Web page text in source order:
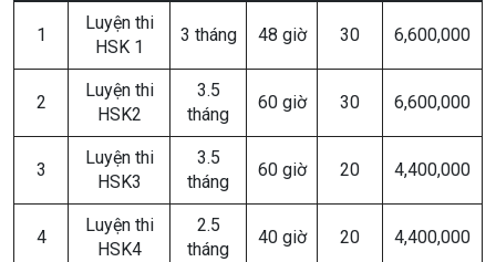
1
Luyện thi
HSK 1
3 tháng 48 giờ 30 6,600,000
2
Luyện thi
HSK2
3.5
tháng
60 giờ 30 6,600,000
3
Luyện thi
HSK3
3.5
tháng
60 giờ 20 4,400,000
4
Luyện thi
HSK4
2.5
tháng
40 giờ 20 4,400,000